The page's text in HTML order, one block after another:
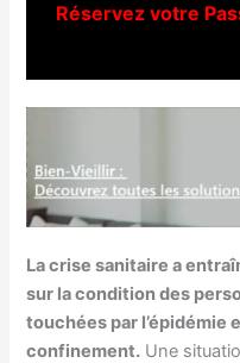
Réservez votre
La crise sanitaire a
sur la condition des
touchées par l’épidémie
confinement. Une